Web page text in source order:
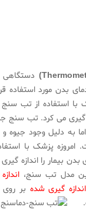
بدن مورد استفاده
با استفاده از تب
گیری می کرد. تب سنج
به دلیل وجود جیوه
امروزه پزشک با
بدن بیمار را اندازه
مدل تب سنج،
گیری شده بر